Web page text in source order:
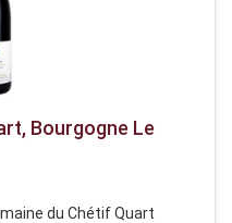
Bourgogne Le
du Chétif Quart